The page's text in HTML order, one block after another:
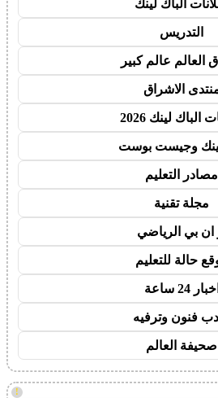
الباك لينك
التدريس
العالم عالم كبير
الاشراق
الباك لينك 2026
وجيست بوست
مصادر التعليم
مجلة تقنية
ان بي الرياضي
حالة للتعليم
اخبار 24 ساعة
فنون وترفيه
صحيفة العالم
!